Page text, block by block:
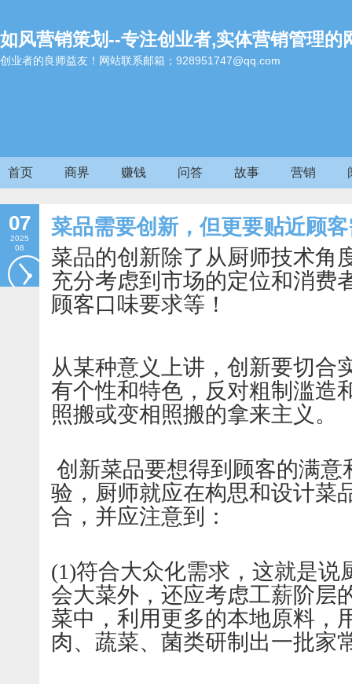
如风营销策划--专注创业者,实体营销管理的
创业者的良师益友！网站联系邮箱；928951747@qq.com
首页 商界 赚钱 问答 故事 营销
07
2025
08
菜品需要创新，但更要贴近顾
菜品的创新除了从厨师技术角
充分考虑到市场的定位和消费
顾客口味要求等！
从某种意义上讲，创新要切合
有个性和特色，反对粗制滥造
照搬或变相照搬的拿来主义。
创新菜品要想得到顾客的满意
验，厨师就应在构思和设计菜
合，并应注意到：
(1)符合大众化需求，这就是说
会大菜外，还应考虑工薪阶层
菜中，利用更多的本地原料，
肉、蔬菜、菌类研制出一批家